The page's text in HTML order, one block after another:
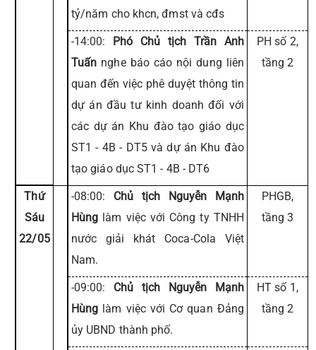
tỷ/năm cho khcn, đmst và cđs
-14:00: Phó Chủ tịch Trần Anh
Tuấn nghe báo cáo nội dung liên
quan đến việc phê duyệt thông tin
dự án đầu tư kinh doanh đối với
các dự án Khu đào tạo giáo dục
ST1 - 4B - DT5 và dự án Khu đào
tạo giáo dục ST1 - 4B - DT6
PH số 2,
tầng 2
Thứ
Sáu
22/05
-08:00: Chủ tịch Nguyễn Mạnh
Hùng làm việc với Công ty TNHH
nước giải khát Coca-Cola Việt
Nam.
PHGB,
tầng 3
-09:00: Chủ tịch Nguyễn Mạnh
Hùng làm việc với Cơ quan Đảng
ủy UBND thành phố.
HT số 1,
tầng 2